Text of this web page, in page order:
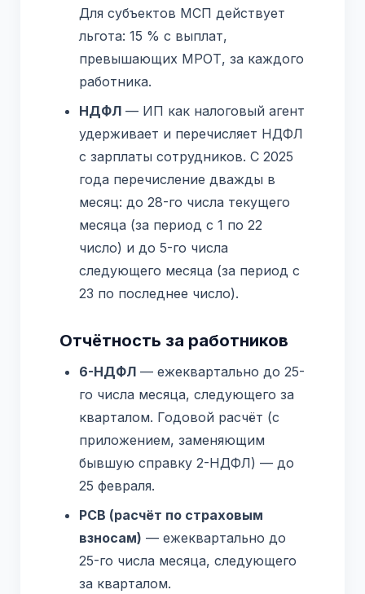
Для субъектов МСП действует
льгота: 15 % с выплат,
превышающих МРОТ, за каждого
работника.
НДФЛ — ИП как налоговый агент
удерживает и перечисляет НДФЛ
с зарплаты сотрудников. С 2025
года перечисление дважды в
месяц: до 28-го числа текущего
месяца (за период с 1 по 22
число) и до 5-го числа
следующего месяца (за период с
23 по последнее число).
Отчётность за работников
6-НДФЛ — ежеквартально до 25-
го числа месяца, следующего за
кварталом. Годовой расчёт (с
приложением, заменяющим
бывшую справку 2-НДФЛ) — до
25 февраля.
РСВ (расчёт по страховым
взносам) — ежеквартально до
25-го числа месяца, следующего
за кварталом.